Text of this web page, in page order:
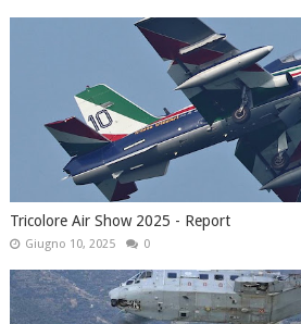
Tricolore Air Show 2025 - Report
Giugno 10, 2025 0